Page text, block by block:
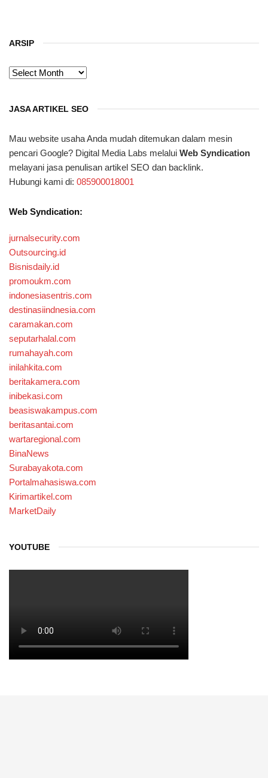
ARSIP
ARSIP
JASA ARTIKEL SEO
Mau website usaha Anda mudah ditemukan dalam mesin
pencari Google? Digital Media Labs melalui Web Syndication
melayani jasa penulisan artikel SEO dan backlink.
Hubungi kami di: 085900018001
Web Syndication:
jurnalsecurity.com
Outsourcing.id
Bisnisdaily.id
promoukm.com
indonesiasentris.com
destinasiindnesia.com
caramakan.com
seputarhalal.com
rumahayah.com
inilahkita.com
beritakamera.com
inibekasi.com
beasiswakampus.com
beritasantai.com
wartaregional.com
BinaNews
Surabayakota.com
Portalmahasiswa.com
Kirimartikel.com
MarketDaily
YOUTUBE